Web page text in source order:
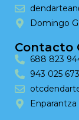
Domingo
Contacto
688 823
943 025 673